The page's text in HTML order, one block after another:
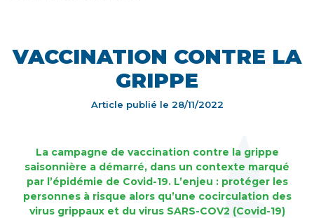
VACCINATION CONTRE LA
GRIPPE
Article publié le 28/11/2022
La campagne de vaccination contre la grippe
saisonnière a démarré, dans un contexte marqué
par l’épidémie de Covid-19. L’enjeu : protéger les
personnes à risque alors qu’une cocirculation des
virus grippaux et du virus SARS-COV2 (Covid-19)